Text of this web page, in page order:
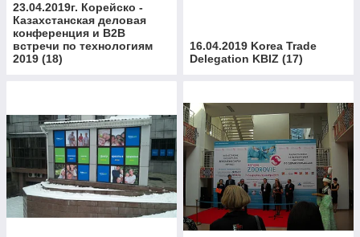
23.04.2019г. Корейско -
Казахстанская деловая
конференция и В2В
встречи по технологиям
2019 (18)
16.04.2019 Korea Trade
Delegation KBIZ (17)